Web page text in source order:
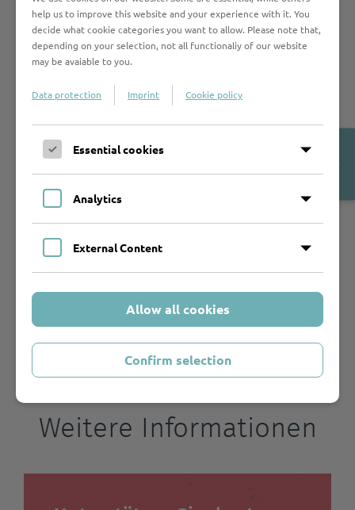
Roman Seebeck
der Universität Münster und Mitarbeiter im Projekt zur
Edition des 5. Bandes der Essays Thomas Manns (1939-
1945) im Rahmen der GKFA. Im Herbst 2024 hat er seine
die deutsche, amerikanische und japanische Literatur
der Moderne zu seinen Forschungsinteressen.
info@junges-forum-thomas-mann.de
Weitere Informationen
help us to improve this website and your experience with it. You
decide what cookie categories you want to allow. Please note that,
depending on your selection, not all functionaliy of our website
may be avaiable to you.
Data protection Imprint Cookie policy
Essential cookies
Analytics
External Content
Allow all cookies
Confirm selection
Open
Banner